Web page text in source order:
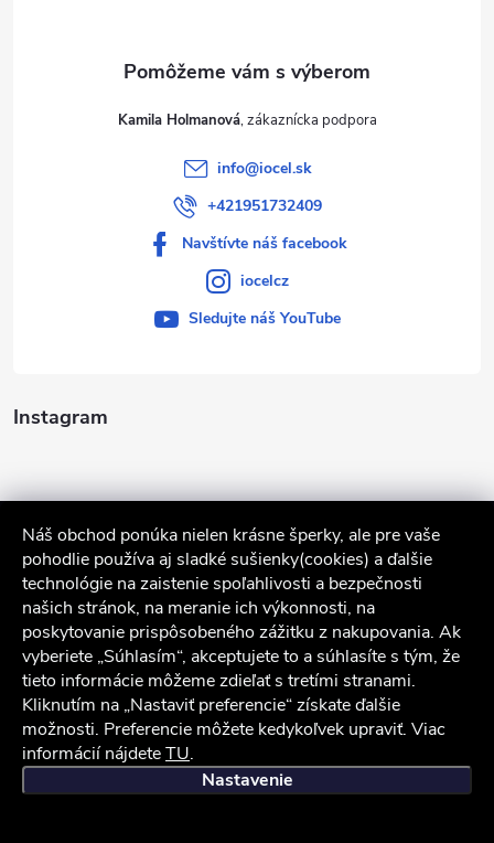
Náš obchod ponúka nielen krásne šperky, ale pre vaše
pohodlie používa aj sladké sušienky(cookies) a ďalšie
technológie na zaistenie spoľahlivosti a bezpečnosti
našich stránok, na meranie ich výkonnosti, na
poskytovanie prispôsobeného zážitku z nakupovania. Ak
vyberiete „Súhlasím“, akceptujete to a súhlasíte s tým, že
tieto informácie môžeme zdieľať s tretími stranami.
Kliknutím na „Nastaviť preferencie“ získate ďalšie
možnosti. Preferencie môžete kedykoľvek upraviť. Viac
informácií nájdeteTU.
Nastavenie
Instagram
Sledovať na Instagrame
Služby zákazníkom
Kamila Holmanová
info@iocel.sk
+421951732409
Navštívte náš facebook
iocelcz
Sledujte náš YouTube
iocel.sk Obchodné podmienky Ochrana osobných údajov